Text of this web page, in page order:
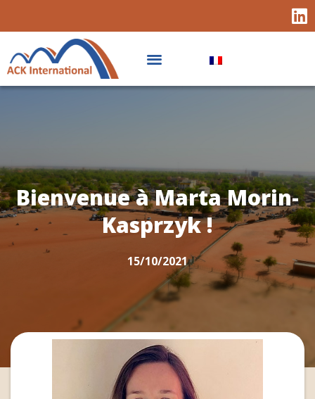
Bienvenue à Marta Morin-
Kasprzyk !
15/10/2021